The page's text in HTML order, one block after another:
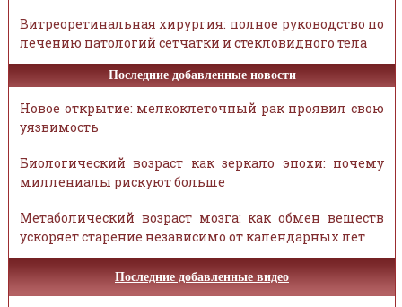
Витреоретинальная хирургия: полное руководство по
лечению патологий сетчатки и стекловидного тела
Последние добавленные новости
Новое открытие: мелкоклеточный рак проявил свою
уязвимость
Биологический возраст как зеркало эпохи: почему
миллениалы рискуют больше
Метаболический возраст мозга: как обмен веществ
ускоряет старение независимо от календарных лет
Последние добавленные видео